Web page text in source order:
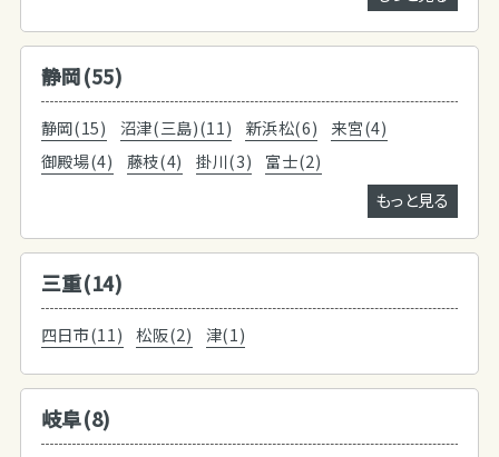
静岡(55)
静岡(15) 沼津(三島)(11) 新浜松(6)
来宮(4)
御殿場(4)
藤枝(4) 掛川(3)
富士(2)
もっと見る
三重(14)
四日市(11) 松阪(2) 津(1)
岐阜(8)